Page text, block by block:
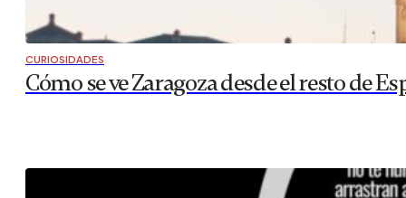
CURIOSIDADES
Cómo se ve Zaragoza desde el resto de